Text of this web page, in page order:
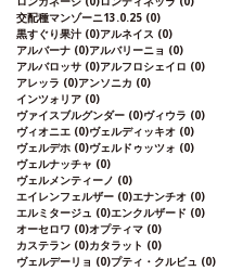
交配種マンゾーニ13.0.25 (0)
黒すぐり果汁 (0)アルネイス (0)
アルバーナ (0)アルバリーニョ (0)
アルバロッサ (0)アルフロシェイロ (0)
アレッラ (0)アンソニカ (0)
インツォリア (0)
ヴァイスブルグンダー (0)ヴィウラ (0)
ヴィオニエ (0)ヴェルディッキオ (0)
ヴェルデホ (0)ヴェルドゥッツォ (0)
ヴェルナッチャ (0)
ヴェルメンティーノ (0)
エイレンフェルザー (0)エナンチオ (0)
エルミタージュ (0)エンクルザード (0)
オーセロワ (0)オプティマ (0)
カステラン (0)カタラット (0)
ヴェルデーリョ (0)プティ・クルビュ (0)